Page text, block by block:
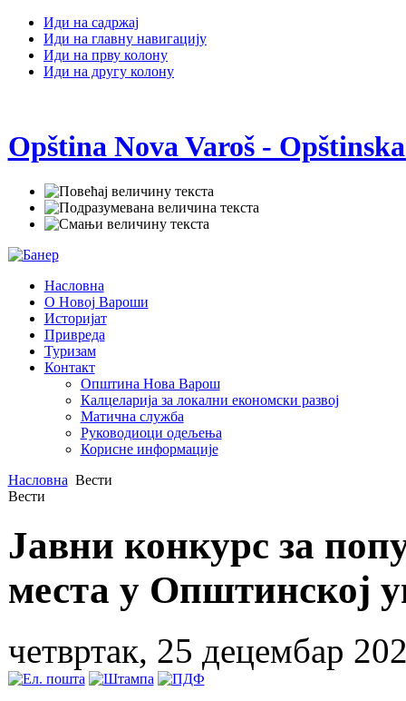
Иди на садржај
Иди на главну навигацију
Иди на прву колону
Иди на другу колону
Opština Nova Varoš -
Насловна
О Новој Вароши
Историјат
Привреда
Туризам
Контакт
Општина Нова Варош
Калцеларија за локални економски развој
Матична служба
Руководиоци одељења
Корисне информације
Насловна Вести
Вести
Јавни конкурс за
места у Општинској
четвртак, 25 децембар